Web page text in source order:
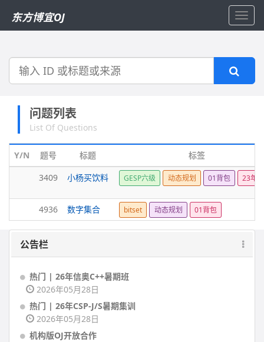
东方博宜OJ
搜
问题列表
List Of Questions
Y/N 题号 标题
标签
3409
小杨买饮料 GESP六级 动态规划 01背包 23年9
4936 数字集合 bitset 动态规划 01背包
公告栏
热门 | 26年信奥C++暑期班
2026年05月28日
热门 | 26年CSP-J/S暑期集训
2026年05月28日
机构版OJ开放合作